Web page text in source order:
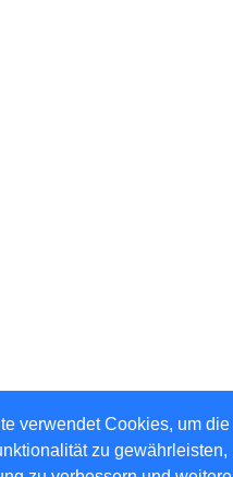
verwendet Cookies, um die
zu gewährleisten,